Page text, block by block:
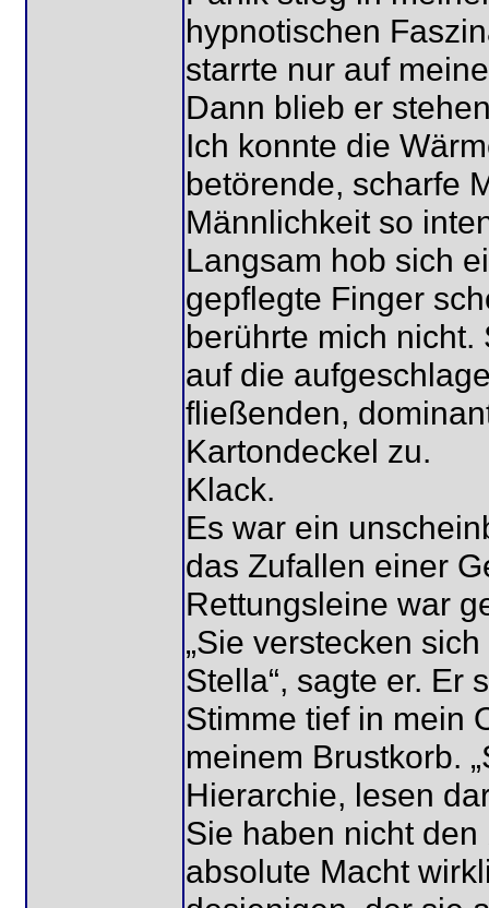
hypnotischen
starrte nur auf
Dann blieb er
Ich konnte die
betörende, scharfe
Männlichkeit so
Langsam hob sich
gepflegte Finger
berührte mich
auf die
fließenden,
Kartondeckel zu.
Klack.
Es war ein
das Zufallen einer
Rettungsleine war
„Sie verstecken
Stella“, sagte er. Er
Stimme tief in mein
meinem Brustkorb.
Hierarchie, lesen
Sie haben nicht
absolute Macht